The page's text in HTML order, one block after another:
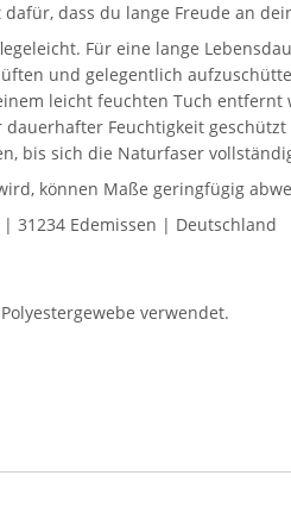
dass du lange Freude an
Für eine lange
und gelegentlich
leicht feuchten Tuch entfernt
Feuchtigkeit
bis sich die Naturfaser
können Maße geringfügig
31234 Edemissen | Deutschland
verwendet.